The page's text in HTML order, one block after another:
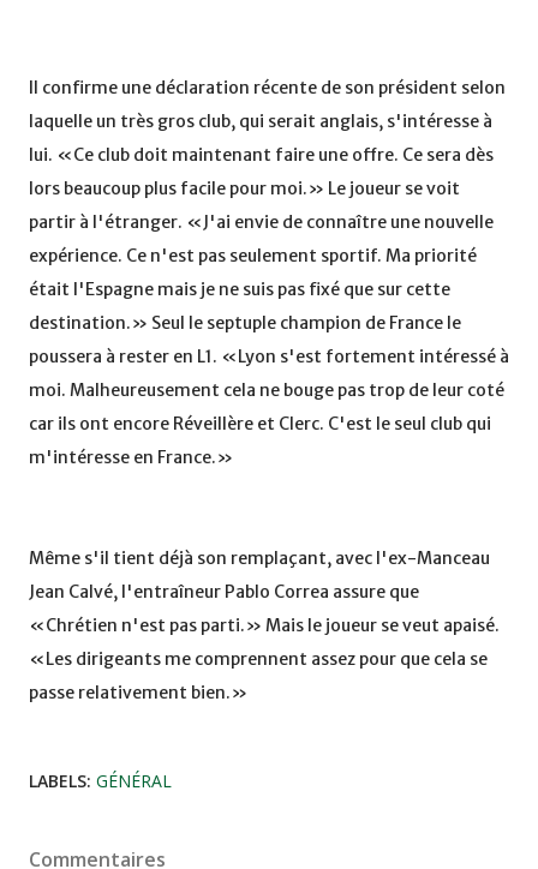
Il confirme une déclaration récente de son président selon
laquelle un très gros club, qui serait anglais, s'intéresse à
lui. «Ce club doit maintenant faire une offre. Ce sera dès
lors beaucoup plus facile pour moi.» Le joueur se voit
partir à l'étranger. «J'ai envie de connaître une nouvelle
expérience. Ce n'est pas seulement sportif. Ma priorité
était l'Espagne mais je ne suis pas fixé que sur cette
destination.» Seul le septuple champion de France le
poussera à rester en L1. «Lyon s'est fortement intéressé à
moi. Malheureusement cela ne bouge pas trop de leur coté
car ils ont encore Réveillère et Clerc. C'est le seul club qui
m'intéresse en France.»
Même s'il tient déjà son remplaçant, avec l'ex-Manceau
Jean Calvé, l'entraîneur Pablo Correa assure que
«Chrétien n'est pas parti.» Mais le joueur se veut apaisé.
«Les dirigeants me comprennent assez pour que cela se
passe relativement bien.»
LABELS: GÉNÉRAL
Commentaires